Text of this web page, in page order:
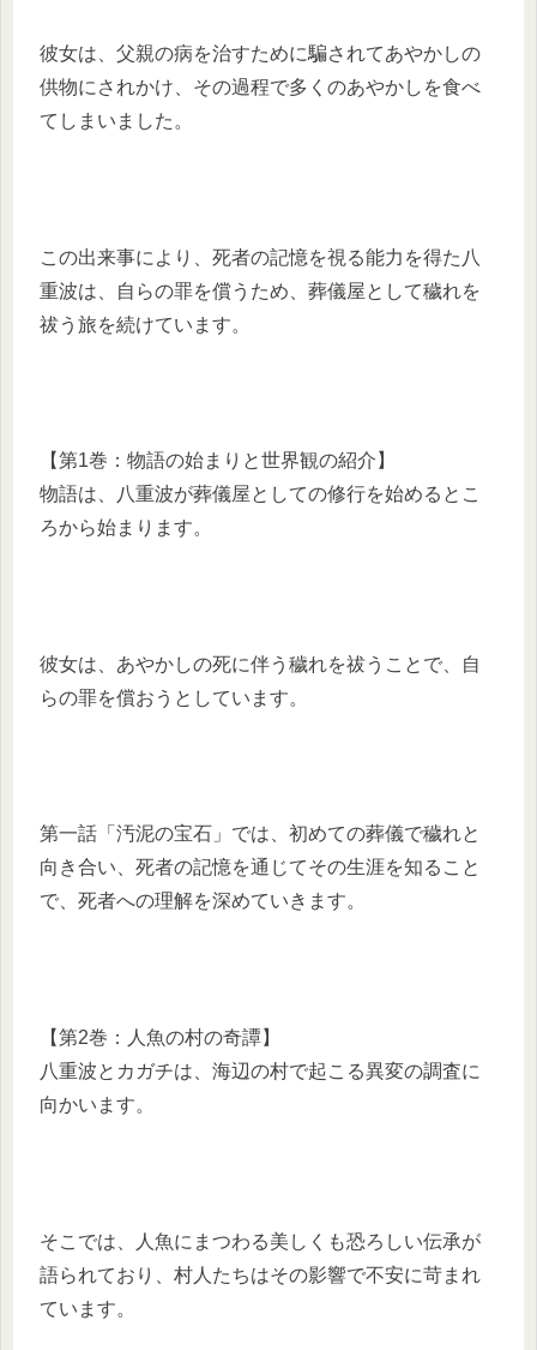
彼女は、父親の病を治すために騙されてあやかしの
供物にされかけ、その過程で多くのあやかしを食べ
てしまいました。
この出来事により、死者の記憶を視る能力を得た八
重波は、自らの罪を償うため、葬儀屋として穢れを
祓う旅を続けています。
【第1巻：物語の始まりと世界観の紹介】
物語は、八重波が葬儀屋としての修行を始めるとこ
ろから始まります。
彼女は、あやかしの死に伴う穢れを祓うことで、自
らの罪を償おうとしています。
第一話「汚泥の宝石」では、初めての葬儀で穢れと
向き合い、死者の記憶を通じてその生涯を知ること
で、死者への理解を深めていきます。
【第2巻：人魚の村の奇譚】
八重波とカガチは、海辺の村で起こる異変の調査に
向かいます。
そこでは、人魚にまつわる美しくも恐ろしい伝承が
語られており、村人たちはその影響で不安に苛まれ
ています。